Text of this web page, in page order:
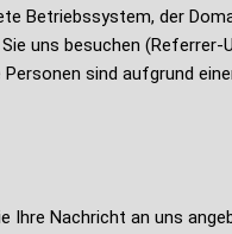
Betriebssystem, der
uns besuchen (Referrer-
sind aufgrund
Nachricht an uns